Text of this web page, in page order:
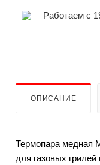
Работаем с
ОПИСАНИЕ
Термопара медная
для газовых